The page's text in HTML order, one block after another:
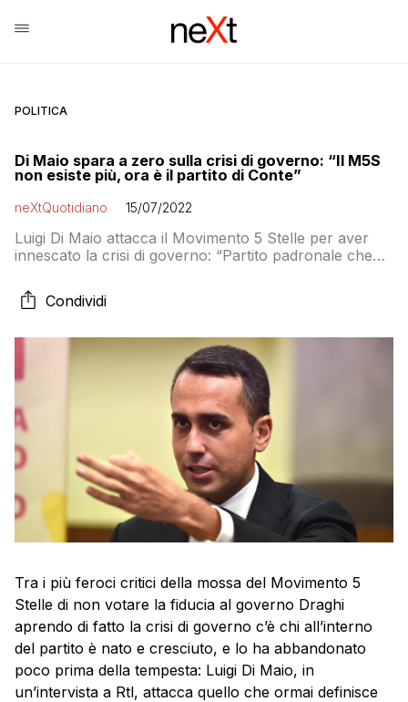
POLITICA
Di Maio spara a zero sulla crisi di governo: “Il M5S
non esiste più, ora è il partito di Conte”
neXtQuotidiano 15/07/2022
Luigi Di Maio attacca il Movimento 5 Stelle per aver
innescato la crisi di governo: “Partito padronale che
sicurezza e all’unità nazionale”
Condividi
Tra i più feroci critici della mossa del Movimento 5
Stelle di non votare la fiducia al governo Draghi
aprendo di fatto la crisi di governo c’è chi all’interno
del partito è nato e cresciuto, e lo ha abbandonato
poco prima della tempesta: Luigi Di Maio, in
un’intervista a Rtl, attacca quello che ormai definisce